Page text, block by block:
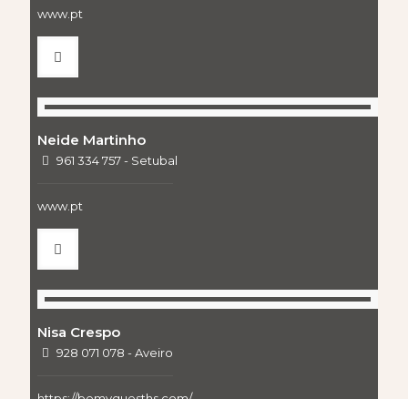
www.pt
Neide Martinho
961 334 757 - Setubal
www.pt
Nisa Crespo
928 071 078 - Aveiro